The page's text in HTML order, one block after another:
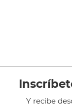
Y recibe